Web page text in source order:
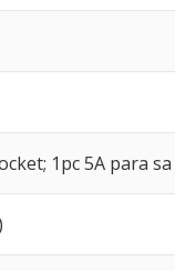
1pc 5A para